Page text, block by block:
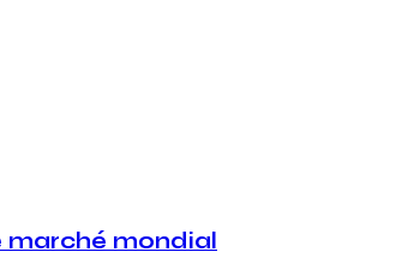
marché mondial